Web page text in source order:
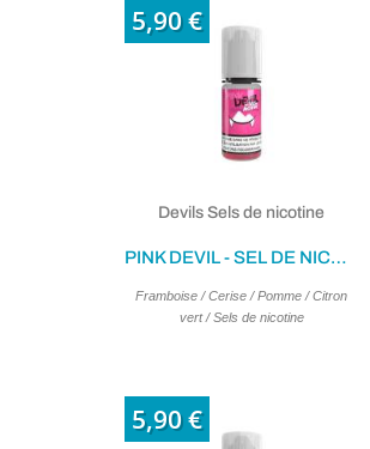
5,90 €
Devils Sels de nicotine
PINK DEVIL - SEL DE NICOTINE 10ML
Framboise / Cerise / Pomme / Citron
vert / Sels de nicotine
5,90 €